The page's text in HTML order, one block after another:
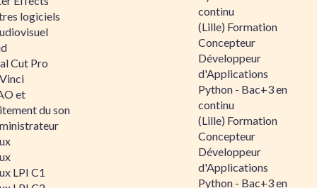
logiciels
Cut Pro
et
du son
LPI C1
continu
(Lille) Formation
Concepteur
Développeur
d'Applications
Python - Bac+3 en
continu
(Lille) Formation
Concepteur
Développeur
d'Applications
Python - Bac+3 en